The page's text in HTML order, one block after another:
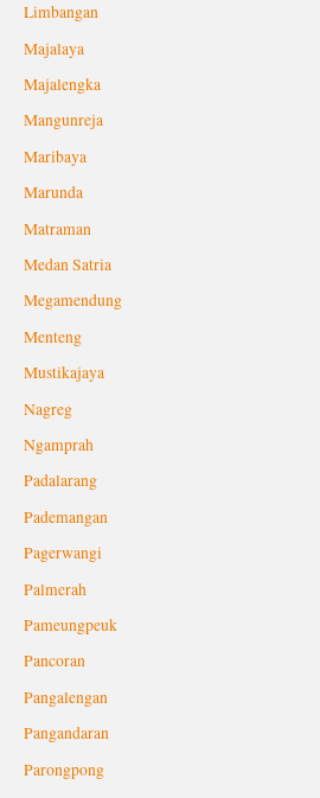
Limbangan
Majalaya
Majalengka
Mangunreja
Maribaya
Marunda
Matraman
Medan Satria
Megamendung
Menteng
Mustikajaya
Nagreg
Ngamprah
Padalarang
Pademangan
Pagerwangi
Palmerah
Pameungpeuk
Pancoran
Pangalengan
Pangandaran
Parongpong